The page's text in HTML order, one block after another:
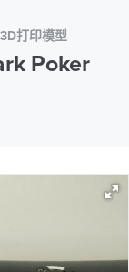
打印模型
Poker